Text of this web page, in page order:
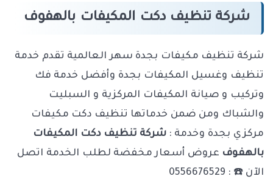
شركة تنظيف دكت المكيفات بالهفوف
شركة تنظيف مكيفات بجدة سهر العالمية تقدم خدمة
تنظيف وغسيل المكيفات بجدة وأفضل خدمة فك
وتركيب و صيانة المكيفات المركزية و السبليت
والشباك ومن ضمن خدماتها تنظيف دكت مكيفات
مركزي بجدة وخدمة : شركة تنظيف دكت المكيفات
بالهفوف عروض أسعار مخفضة لطلب الخدمة اتصل
الآن ☎️ : 0556676529